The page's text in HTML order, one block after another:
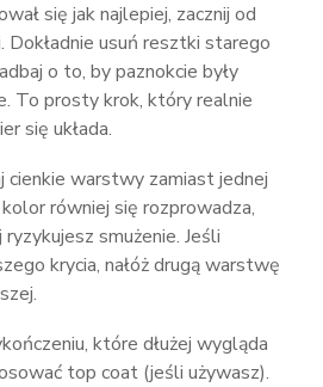
się jak najlepiej, zacznij od
Dokładnie usuń resztki starego
o to, by paznokcie były
To prosty krok, który realnie
się układa.
cienkie warstwy zamiast jednej
równiej się rozprowadza,
smużenie. Jeśli
krycia, nałóż drugą warstwę
które dłużej wygląda
top coat (jeśli używasz).